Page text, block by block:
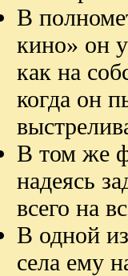
В
кино» он
как на
когда он
В том же
надеясь
всего на
В одной
села ему